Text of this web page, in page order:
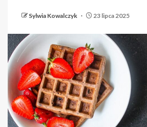
Sylwia Kowalczyk 23 lipca 2025